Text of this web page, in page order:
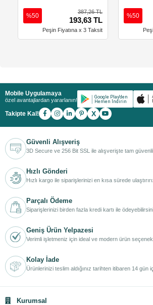
387,26 TL
193,63 TL
%50
Peşin Fiyatına x 3 Taksit
%50
Mobile Uygulamaya
özel avantajlardan yararlanın!
Takipte Kal! X
Güvenli Alışveriş
3D Secure ve 256 Bit SSL ile alışverişte tam
Hızlı Gönderi
Hızlı kargo ile siparişlerinizi en kısa sürede
Parçalı Ödeme
Siparişlerinizi birden fazla kredi kartı ile
Geniş Ürün Yelpazesi
Verimli işletmeniz için ideal ve modern ürün
Kolay İade
Ürünlerinizi teslim aldığınız tarihten itibaren 14 gün
Kurumsal